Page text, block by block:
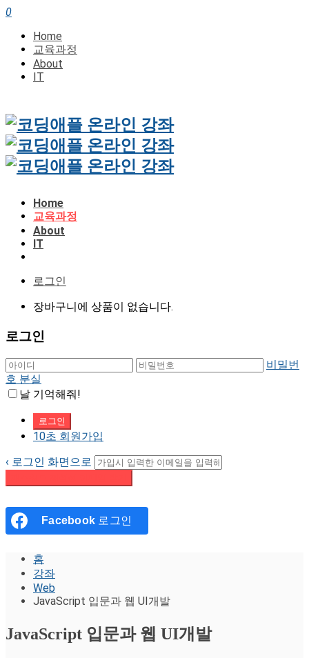
0
Home
교육과정
About
IT
Home
교육과정
About
IT
로그인
장바구니에 상품이 없습니다.
로그인
비밀번
호 분실
날 기억해줘!
10초 회원가입
‹ 로그인 화면으로
Facebook 로그인
홈
강좌
Web
JavaScript 입문과 웹 UI개발
JavaScript 입문과 웹 UI개발